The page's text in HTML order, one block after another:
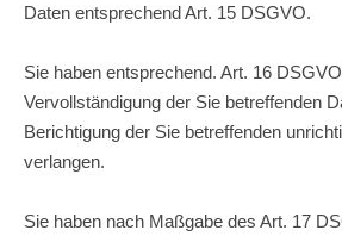
Daten entsprechend Art. 15 DSGVO.
Sie haben entsprechend. Art. 16
Vervollständigung der Sie betreffenden
Berichtigung der Sie betreffenden
verlangen.
Sie haben nach Maßgabe des Art. 17